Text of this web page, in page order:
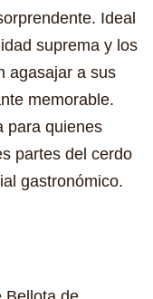
Ideal
suprema y los
agasajar a sus
memorable.
para quienes
partes del cerdo
gastronómico.